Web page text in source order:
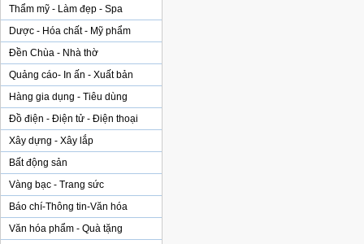
Thẩm mỹ - Làm đẹp - Spa
Dược - Hóa chất - Mỹ phẩm
Đền Chùa - Nhà thờ
Quảng cáo- In ấn - Xuất bản
Hàng gia dụng - Tiêu dùng
Đồ điện - Điện tử - Điện thoại
Xây dựng - Xây lắp
Bất động sản
Vàng bạc - Trang sức
Báo chí-Thông tin-Văn hóa
Văn hóa phẩm - Quà tặng